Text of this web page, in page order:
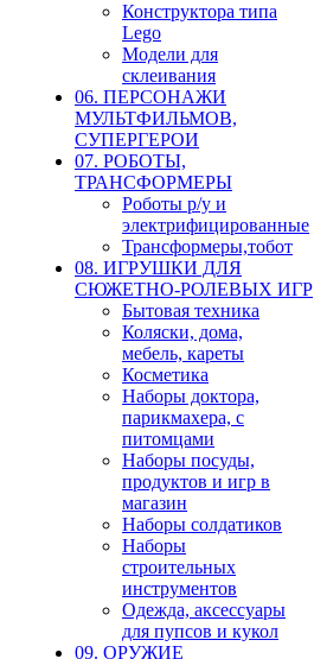
Конструктора типа
Lego
Модели для
склеивания
06. ПЕРСОНАЖИ
МУЛЬТФИЛЬМОВ,
СУПЕРГЕРОИ
07. РОБОТЫ,
ТРАНСФОРМЕРЫ
Роботы р/у и
электрифицированные
Трансформеры,тобот
08. ИГРУШКИ ДЛЯ
СЮЖЕТНО-РОЛЕВЫХ ИГР
Бытовая техника
Коляски, дома,
мебель, кареты
Косметика
Наборы доктора,
парикмахера, с
питомцами
Наборы посуды,
продуктов и игр в
магазин
Наборы солдатиков
Наборы
строительных
инструментов
Одежда, аксессуары
для пупсов и кукол
09. ОРУЖИЕ